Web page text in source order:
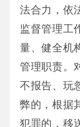
法合力，依
监督管理工
量、健全机
管理职责。
不报告、玩
弊的，根据
犯罪的，移